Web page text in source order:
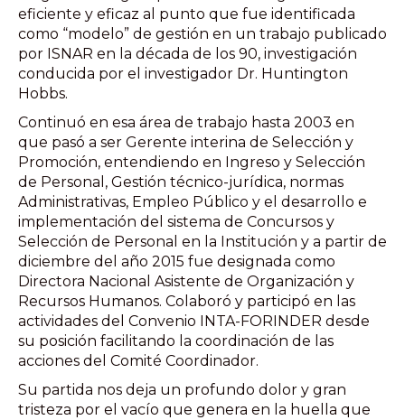
eficiente y eficaz al punto que fue identificada
como “modelo” de gestión en un trabajo publicado
por ISNAR en la década de los 90, investigación
conducida por el investigador Dr. Huntington
Hobbs.
Continuó en esa área de trabajo hasta 2003 en
que pasó a ser Gerente interina de Selección y
Promoción, entendiendo en Ingreso y Selección
de Personal, Gestión técnico-jurídica, normas
Administrativas, Empleo Público y el desarrollo e
implementación del sistema de Concursos y
Selección de Personal en la Institución y a partir de
diciembre del año 2015 fue designada como
Directora Nacional Asistente de Organización y
Recursos Humanos. Colaboró y participó en las
actividades del Convenio INTA-FORINDER desde
su posición facilitando la coordinación de las
acciones del Comité Coordinador.
Su partida nos deja un profundo dolor y gran
tristeza por el vacío que genera en la huella que